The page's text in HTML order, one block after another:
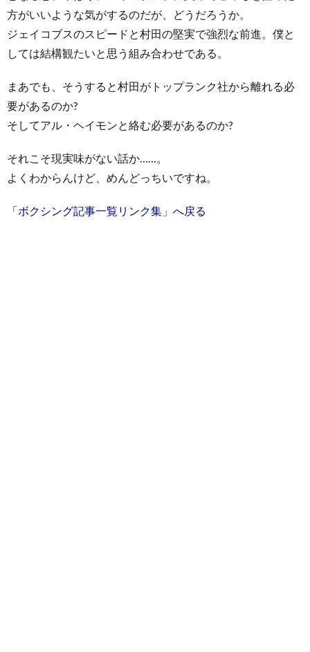
方がいいような気がするのだが、どうだろうか。
ジェイコブスのスピードと村田の堅実で強烈な前進。僕と
しては結構観たいと思う組み合わせである。
まあでも、そうすると村田がトップランク社から離れる必
要があるのか?
そしてアル・ヘイモンと絡む必要があるのか?
それこそ現実味がない話か……。
よくわからんけど、めんどっちいですね。
「ボクシング記事一覧リンク集」へ戻る